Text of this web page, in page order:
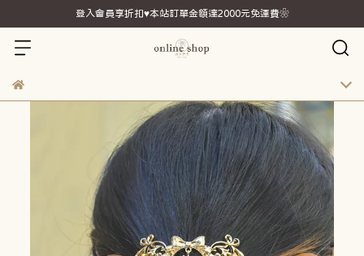
登入會員享折扣♥本站訂單金額達2000元免運費❀